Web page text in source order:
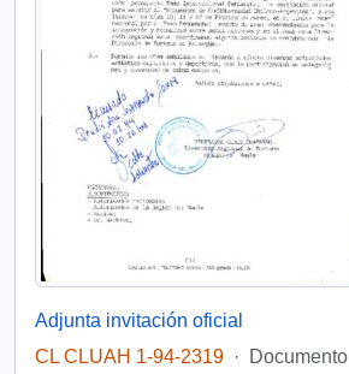
Adjunta invitación oficial
CL CLUAH 1-94-2319 · Documento